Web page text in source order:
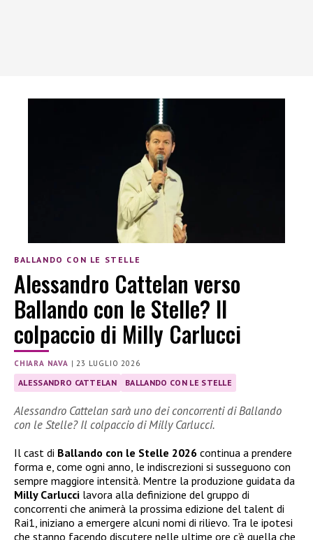
BALLANDO CON LE STELLE
Alessandro Cattelan verso
Ballando con le Stelle? Il
colpaccio di Milly Carlucci
CHIARA NAVA |23 LUGLIO 2026
ALESSANDRO CATTELAN BALLANDO CON LE STELLE
Alessandro Cattelan sarà uno dei concorrenti di Ballando
con le Stelle? Il colpaccio di Milly Carlucci.
Il cast di Ballando con le Stelle 2026 continua a prendere
forma e, come ogni anno, le indiscrezioni si susseguono con
sempre maggiore intensità. Mentre la produzione guidata da
Milly Carlucci lavora alla definizione del gruppo di
concorrenti che animerà la prossima edizione del talent di
Rai1, iniziano a emergere alcuni nomi di rilievo. Tra le ipotesi
che stanno facendo discutere nelle ultime ore c’è quella che